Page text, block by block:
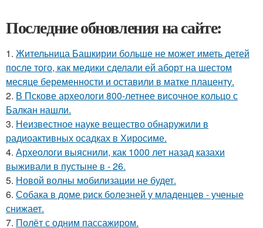
Последние обновления на сайте:
1. Жительница Башкирии больше не может иметь детей
после того, как медики сделали ей аборт на шестом
месяце беременности и оставили в матке плаценту.
2. В Пскове археологи 800-летнее височное кольцо с
Балкан нашли.
3. Неизвестное науке вещество обнаружили в
радиоактивных осадках в Хиросиме.
4. Археологи выяснили, как 1000 лет назад казахи
выживали в пустыне в - 26.
5. Новой волны мобилизации не будет.
6. Собака в доме риск болезней у младенцев - ученые
снижает.
7. Полёт с одним пассажиром.